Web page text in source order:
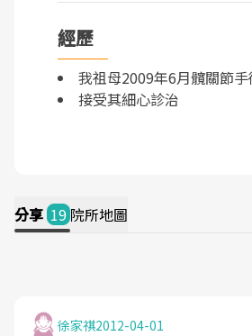
經歷
我祖母2009年6月髖關節手
接受其細心診治
分享 19 院所地圖
徐家祺2012-04-01